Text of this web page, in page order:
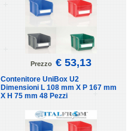
Prezzo € 53,13
Contenitore UniBox U2
Dimensioni L 108 mm X P 167 mm
X H 75 mm 48 Pezzi